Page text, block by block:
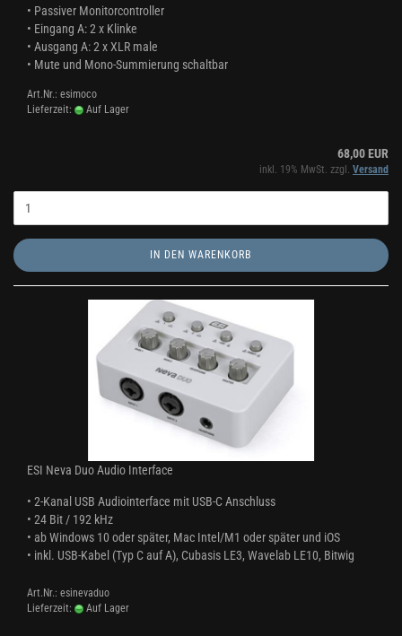
• Passiver Monitorcontroller
• Eingang A: 2 x Klinke
• Ausgang A: 2 x XLR male
• Mute und Mono-Summierung schaltbar
Art.Nr.: esimoco
Lieferzeit:
Auf Lager
68,00 EUR
inkl. 19% MwSt. zzgl. Versand
IN DEN WARENKORB
ESI Neva Duo Audio Interface
​• 2-Kanal USB Audiointerface mit USB-C Anschluss
​• 24 Bit / 192 kHz
​• ab Windows 10 oder später, Mac Intel/M1 oder später und iOS
​​• inkl. USB-Kabel (Typ C auf A), Cubasis LE3, Wavelab LE10, Bitwig
Art.Nr.: esinevaduo
Lieferzeit:
Auf Lager